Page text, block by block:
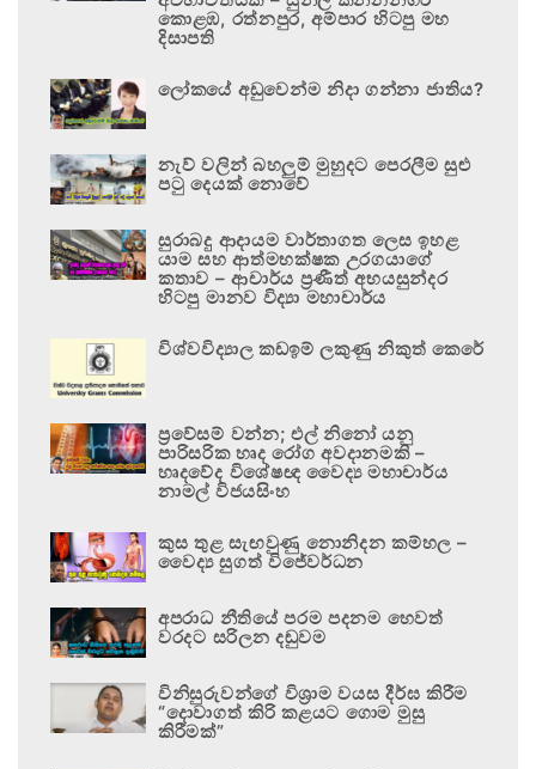
කොළඹ, රත්නපුර, අම්පාර හිටපු මහ
දිසාපති
ලෝකයේ අඩුවෙන්ම නිදා ගන්නා ජාතිය?
නැව් වලින් බහලුම් මුහුදට පෙරලීම සුළු
පටු දෙයක් නොවේ
සුරාබදු ආදායම වාර්තාගත ලෙස ඉහළ
යාම සහ ආත්මභක්ෂක උරගයාගේ
කතාව – ආචාර්ය ප්‍රණීත් අභයසුන්දර
හිටපු මානව විද්‍යා මහාචාර්ය
විශ්වවිද්‍යාල කඩඉම් ලකුණු නිකුත් කෙරේ
ප්‍රවේසම් වන්න; එල් නිනෝ යනු
පාරිසරික හෘද රෝග අවදානමකි –
හෘදවේද විශේෂඥ වෛද්‍ය මහාචාර්ය
නාමල් විජයසිංහ
කුස තුළ සැඟවුණු නොනිදන කම්හල –
වෛද්‍ය සුගත් විජේවර්ධන
අපරාධ නීතියේ පරම පදනම හෙවත්
වරදට සරිලන දඬුවම
විනිසුරුවන්ගේ විශ්‍රාම වයස දීර්ඝ කිරීම
“දොවාගත් කිරි කළයට ගොම මුසු
කිරීමක්”